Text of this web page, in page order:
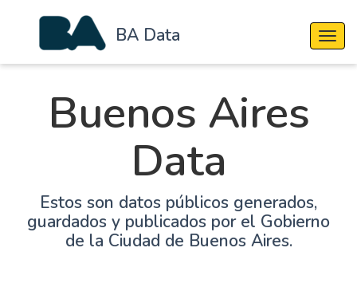
BA Data
Buenos Aires
Data
Estos son datos públicos generados,
guardados y publicados por el Gobierno
de la Ciudad de Buenos Aires.